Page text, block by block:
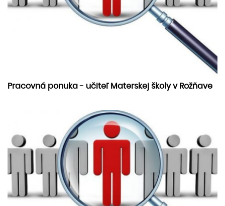
Pracovná ponuka - učiteľ Materskej školy v Rožňave